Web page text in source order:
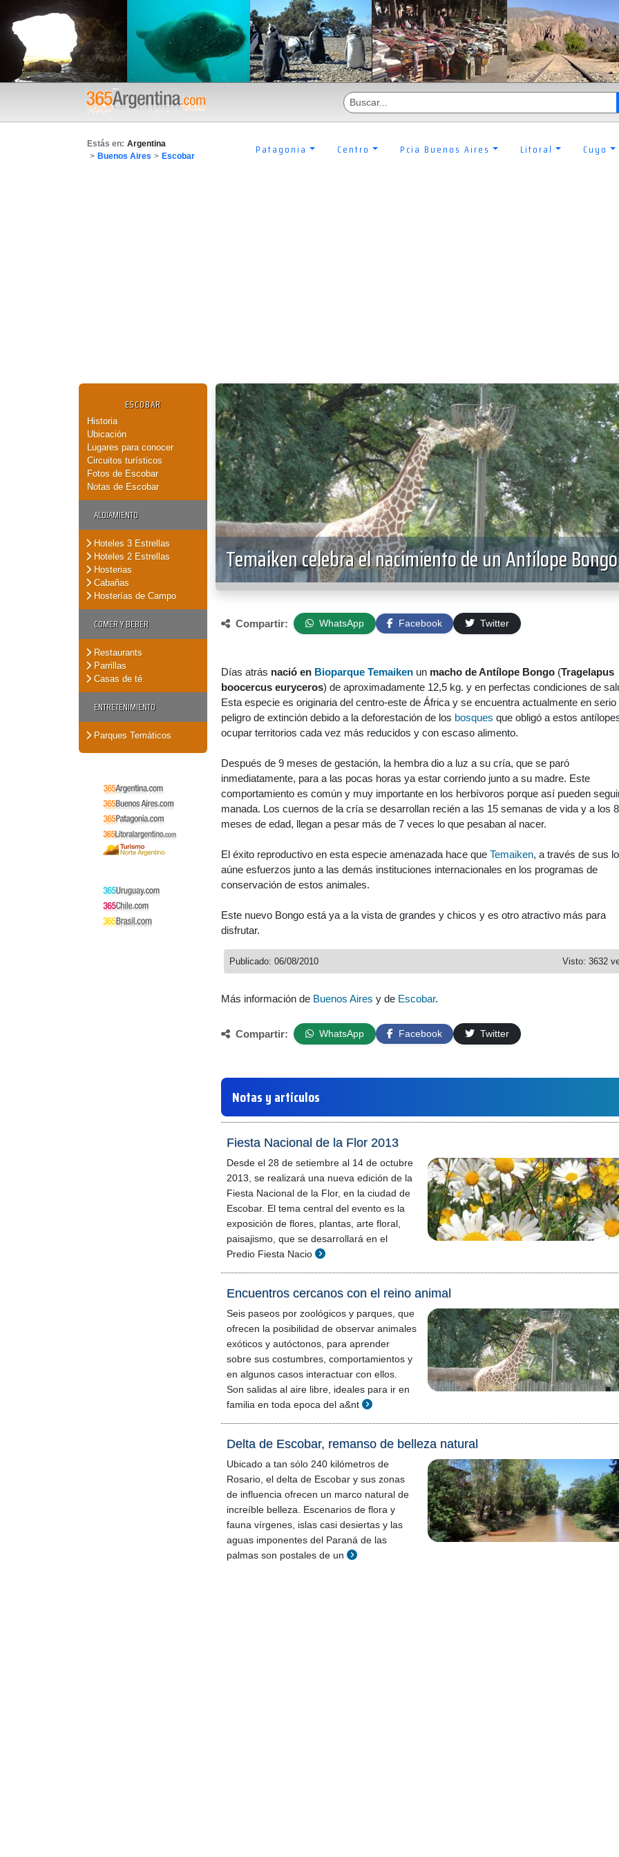
Estás en: Argentina
> Buenos Aires > Escobar Patagonia Centro Pcia Buenos Aires Litoral Cuyo
ESCOBAR
Historia
Ubicación
Lugares para conocer
Circuitos turísticos
Fotos de Escobar
Notas de Escobar
ALOJAMIENTO
Hoteles 3 Estrellas
Hoteles 2 Estrellas
Hosterias
Cabañas
Hosterías de Campo
COMER Y BEBER
Restaurants
Parrillas
Casas de té
ENTRETENIMIENTO
Parques Temáticos
Temaiken celebra el nacimiento de un Antílope Bongo
Compartir: WhatsApp Facebook Twitter
Días atrás nació en Bioparque Temaiken un macho de Antílope Bongo (Tragelapus
boocercus euryceros) de aproximadamente 12,5 kg. y en perfectas condiciones de
Esta especie es originaria del centro-este de África y se encuentra actualmente en serio
peligro de extinción debido a la deforestación de los bosques que obligó a estos
ocupar territorios cada vez más reducidos y con escaso alimento.
Después de 9 meses de gestación, la hembra dio a luz a su cría, que se paró
inmediatamente, para a las pocas horas ya estar corriendo junto a su madre. Este
comportamiento es común y muy importante en los herbívoros porque así pueden
manada. Los cuernos de la cría se desarrollan recién a las 15 semanas de vida y a los 8
meses de edad, llegan a pesar más de 7 veces lo que pesaban al nacer.
El éxito reproductivo en esta especie amenazada hace que Temaiken, a través de sus
aúne esfuerzos junto a las demás instituciones internacionales en los programas de
conservación de estos animales.
Este nuevo Bongo está ya a la vista de grandes y chicos y es otro atractivo más para
disfrutar.
Visto: 3632
Publicado: 06/08/2010
Más información de Buenos Aires y de Escobar.
Compartir: WhatsApp Facebook Twitter
Notas y artículos
Fiesta Nacional de la Flor 2013
Desde el 28 de setiembre al 14 de octubre
2013, se realizará una nueva edición de la
Fiesta Nacional de la Flor, en la ciudad de
Escobar. El tema central del evento es la
exposición de flores, plantas, arte floral,
paisajismo, que se desarrollará en el
Predio Fiesta Nacio
Encuentros cercanos con el reino animal
Seis paseos por zoológicos y parques, que
ofrecen la posibilidad de observar animales
exóticos y autóctonos, para aprender
sobre sus costumbres, comportamientos y
en algunos casos interactuar con ellos.
Son salidas al aire libre, ideales para ir en
familia en toda epoca del a&nt
Delta de Escobar, remanso de belleza natural
Ubicado a tan sólo 240 kilómetros de
Rosario, el delta de Escobar y sus zonas
de influencia ofrecen un marco natural de
increíble belleza. Escenarios de flora y
fauna vírgenes, islas casi desiertas y las
aguas imponentes del Paraná de las
palmas son postales de un